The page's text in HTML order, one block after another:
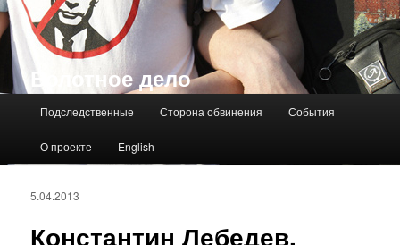
Болотное дело
Подследственные Сторона обвинения События
О проекте English
Константин Лебедев,
5.04.2013